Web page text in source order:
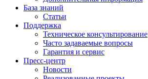
База знаний
Статьи
Поддержка
Техническое консультирование
Часто задаваемые вопросы
Гарантия и сервис
Пресс-центр
Новости